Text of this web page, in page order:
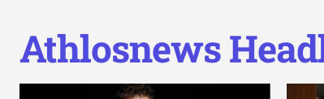
Athlosnews